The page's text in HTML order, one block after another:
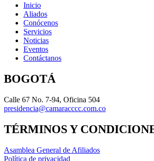
Inicio
Aliados
Conócenos
Servicios
Noticias
Eventos
Contáctanos
BOGOTÁ
Calle 67 No. 7-94, Oficina 504
presidencia@camaracccc.com.co
TÉRMINOS Y
Asamblea General de Afiliados
Política de privacidad